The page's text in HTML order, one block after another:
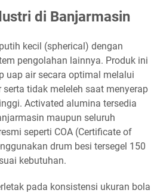
di Banjarmasin
kecil (spherical) dengan
pengolahan lainnya. Produk ini
uap air secara optimal melalui
tidak meleleh saat menyerap
Activated alumina tersedia
maupun seluruh
seperti COA (Certificate of
drum besi tersegel 150
kebutuhan.
pada konsistensi ukuran bola